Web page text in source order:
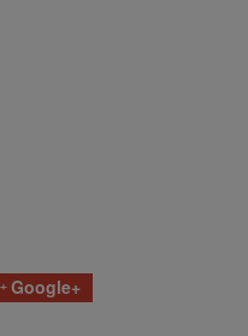
Google+